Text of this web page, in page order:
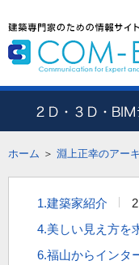
ホーム ＞ 淵上正幸のアー
1.建築家紹介
4.美しい見え方を
6.福山からインタ